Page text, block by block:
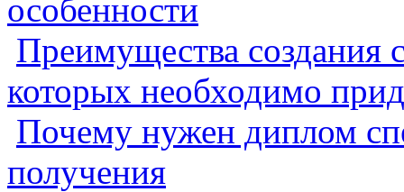
особенности
Преимущества создания
которых необходимо
Почему нужен диплом
получения